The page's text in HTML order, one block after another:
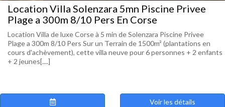
Location Villa Solenzara 5mn Piscine Privee
Plage a 300m 8/10 Pers En Corse
Location Villa de luxe Corse à 5 min de Solenzara Piscine Privee
Plage a 300m 8/10 Pers Sur un Terrain de 1500m² (plantations en
cours d'achèvement), cette villa neuve pour 6 personnes + 2 enfants
+ 2 jeunes[....]
Voir les détails